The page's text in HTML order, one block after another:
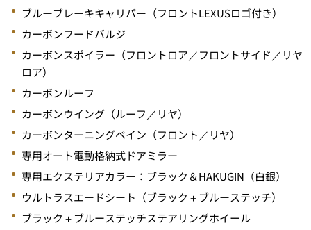
ブルーブレーキキャリパー（フロントLEXUSロゴ付き）
カーボンフードバルジ
カーボンスポイラー（フロントロア／フロントサイド／リヤ
ロア）
カーボンルーフ
カーボンウイング（ルーフ／リヤ）
カーボンターニングベイン（フロント／リヤ）
専用オート電動格納式ドアミラー
専用エクステリアカラー：ブラック＆HAKUGIN（白銀）
ウルトラスエードシート（ブラック＋ブルーステッチ）
ブラック＋ブルーステッチステアリングホイール